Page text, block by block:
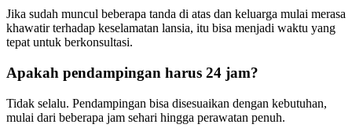
Jika sudah muncul beberapa tanda di atas dan keluarga mulai merasa
khawatir terhadap keselamatan lansia, itu bisa menjadi waktu yang
tepat untuk berkonsultasi.
Apakah pendampingan harus 24 jam?
Tidak selalu. Pendampingan bisa disesuaikan dengan kebutuhan,
mulai dari beberapa jam sehari hingga perawatan penuh.